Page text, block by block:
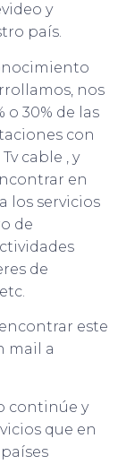
y
país.
nos
o 30% de las
con
cable , y
en
los servicios
de
de
este
mail a
continúe y
que en